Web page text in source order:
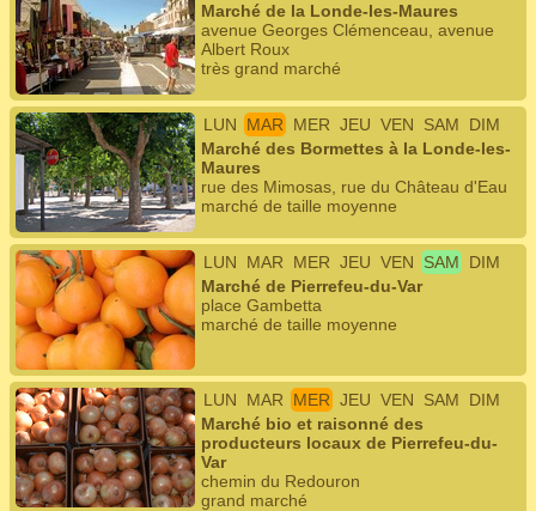
Marché de la Londe-les-Maures
avenue Georges Clémenceau, avenue
Albert Roux
très grand marché
LUN MAR MER JEU VEN SAM
DIM
Marché des Bormettes à la Londe-les-
Maures
rue des Mimosas, rue du Château d'Eau
marché de taille moyenne
LUN MAR MER JEU VEN SAM
DIM
Marché de Pierrefeu-du-Var
place Gambetta
marché de taille moyenne
LUN MAR MER JEU VEN SAM
DIM
Marché bio et raisonné des
producteurs locaux de Pierrefeu-du-
Var
chemin du Redouron
grand marché